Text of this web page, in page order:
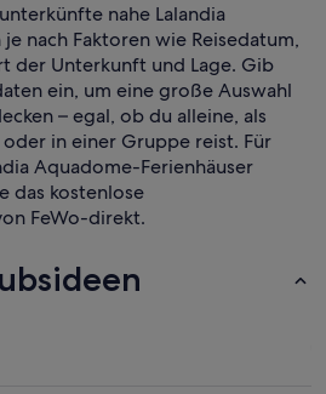
nahe Lalandia
nach Faktoren wie Reisedatum,
der Unterkunft und Lage. Gib
ein, um eine große Auswahl
– egal, ob du alleine, als
oder in einer Gruppe reist. Für
Aquadome-Ferienhäuser
das kostenlose
FeWo-direkt.